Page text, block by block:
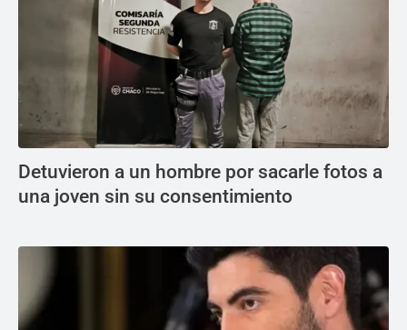
Detuvieron a un hombre por sacarle fotos a
una joven sin su consentimiento